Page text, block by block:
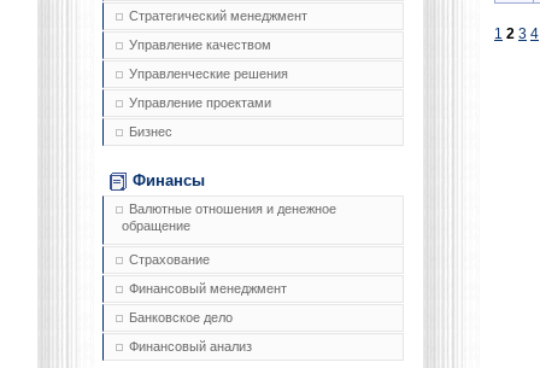
Стратегический менеджмент
Управление качеством
Управленческие решения
Управление проектами
Бизнес
Финансы
Валютные отношения и денежное
обращение
Страхование
Финансовый менеджмент
Банковское дело
Финансовый анализ
1 2 3 4